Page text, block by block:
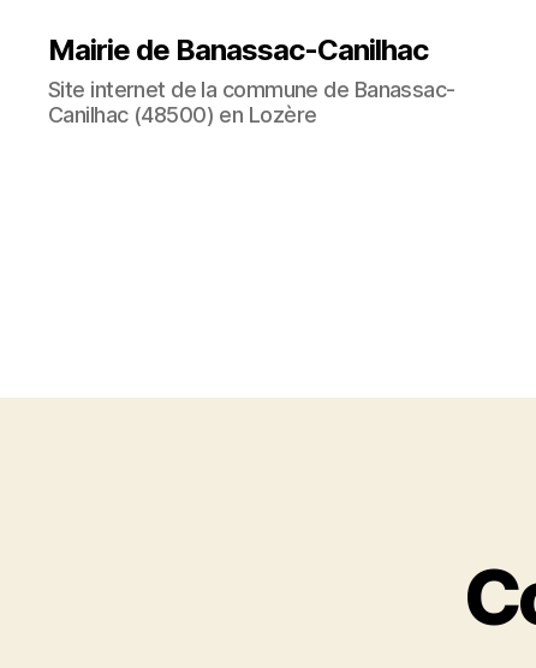
Mairie de Banassac-Canilhac
Site internet de la commune de Banassac-
Canilhac (48500) en Lozère